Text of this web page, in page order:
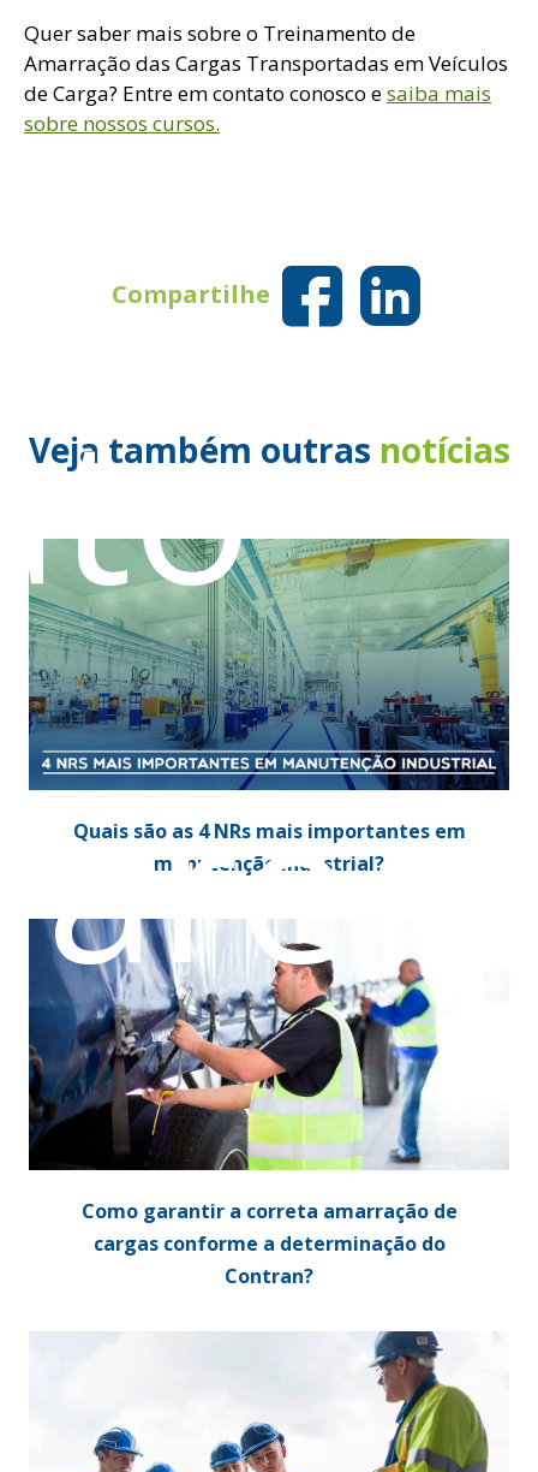
Quer saber mais sobre o Treinamento de
Amarração das Cargas Transportadas em Veículos
de Carga? Entre em contato conosco esaiba mais
sobre nossos cursos.
Compartilhe
Veja também outras notícias
Quais são as 4 NRs mais importantes em
manutenção industrial?
Como garantir a correta amarração de
cargas conforme a determinação do
Contran?